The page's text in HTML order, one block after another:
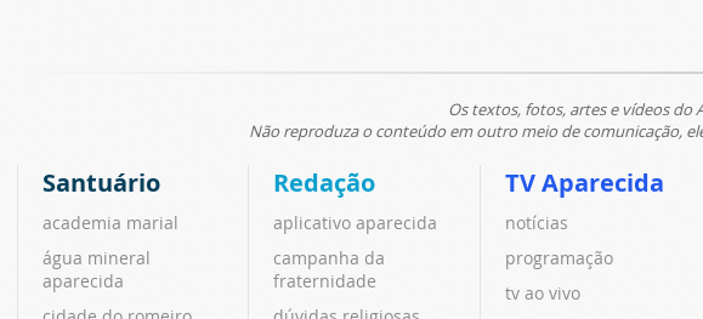
Os textos, fotos, artes e vídeos do
Não reproduza o conteúdo em outro meio de comunicação,
Santuário
academia marial
água mineral
aparecida
Redação
aplicativo aparecida
campanha da
fraternidade
TV Aparecida
notícias
programação
tv ao vivo